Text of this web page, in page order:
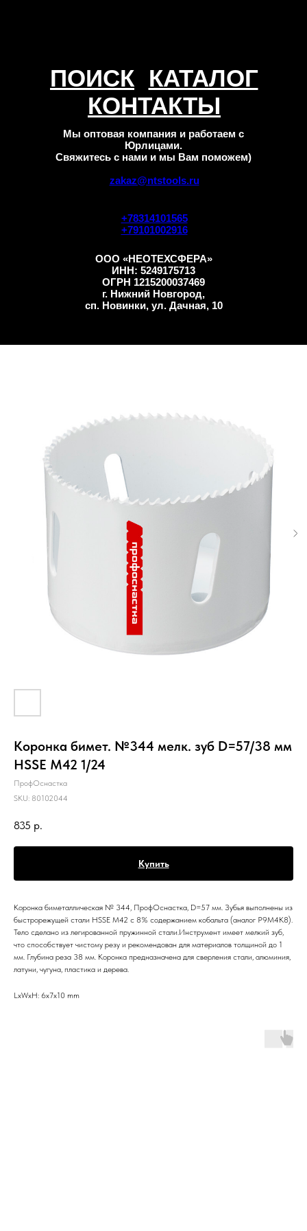
КОНТАКТЫ
ПОИСК
+78314101565
+79101002916
zakaz@ntstools.ru
КАТАЛОГ
ООО «НЕОТЕХСФЕРА»
ИНН: 5249175713
ОГРН 1215200037469
г. Нижний Новгород,
сп. Новинки, ул. Дачная, 10
Мы оптовая компания и работаем с
Юрлицами.
Свяжитесь с нами и мы Вам поможем)
Коронка бимет. №344 мелк. зуб D=57/38 мм
HSSE M42 1/24
ПрофОснастка
SKU: 80102044
835 р.
Купить
Коронка биметаллическая № 344, ПрофОснастка, D=57 мм. Зубья выполнены из
быстрорежущей стали HSSE M42 c 8% содержанием кобальта (аналог Р9М4К8).
Тело сделано из легированной пружинной стали.Инструмент имеет мелкий зуб,
что способствует чистому резу и рекомендован для материалов толщиной до 1
мм. Глубина реза 38 мм. Коронка предназначена для сверления стали, алюминия,
латуни, чугуна, пластика и дерева.
LxWxH: 6x7x10 mm